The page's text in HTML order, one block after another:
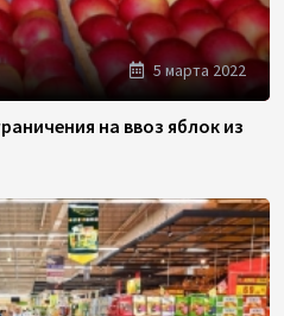
5 марта 2022
на ввоз яблок из